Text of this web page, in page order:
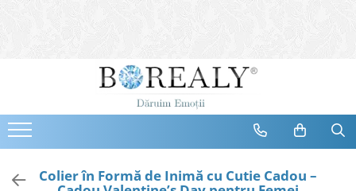
Bijuterii
Cercei
Bratari
ColiereColier în Formă de Inimă cu Cutie Cadou –